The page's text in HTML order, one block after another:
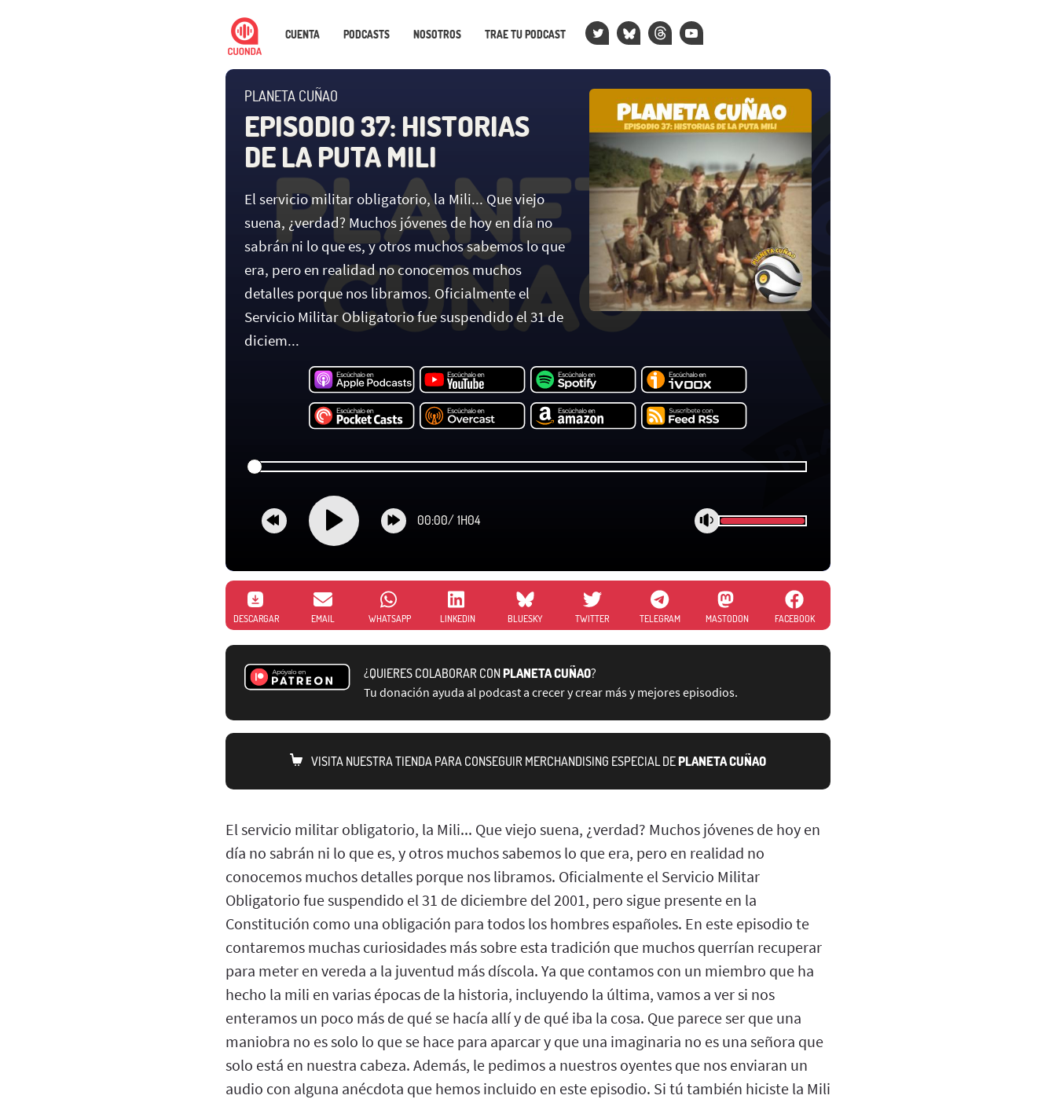
CUENTA PODCASTS NOSOTROS TRAE TU PODCAST
PLANETA CUÑAO
EPISODIO 37: HISTORIAS
DE LA PUTA MILI
El servicio militar obligatorio, la Mili... Que viejo
suena, ¿verdad? Muchos jóvenes de hoy en día no
sabrán ni lo que es, y otros muchos sabemos lo que
era, pero en realidad no conocemos muchos
detalles porque nos libramos. Oficialmente el
Servicio Militar Obligatorio fue suspendido el 31 de
diciem...
00:00/ 1H04
DESCARGAR EMAIL WHATSAPP LINKEDIN BLUESKY TWITTER TELEGRAM MASTODON FACEBOOK
¿QUIERES COLABORAR CONPLANETA CUÑAO?
Tu donación ayuda al podcast a crecer y crear más y mejores episodios.
VISITA NUESTRA TIENDA PARA CONSEGUIR MERCHANDISING ESPECIAL DEPLANETA CUÑAO
El servicio militar obligatorio, la Mili... Que viejo suena, ¿verdad? Muchos jóvenes de hoy en
día no sabrán ni lo que es, y otros muchos sabemos lo que era, pero en realidad no
conocemos muchos detalles porque nos libramos. Oficialmente el Servicio Militar
Obligatorio fue suspendido el 31 de diciembre del 2001, pero sigue presente en la
Constitución como una obligación para todos los hombres españoles. En este episodio te
contaremos muchas curiosidades más sobre esta tradición que muchos querrían recuperar
para meter en vereda a la juventud más díscola. Ya que contamos con un miembro que ha
hecho la mili en varias épocas de la historia, incluyendo la última, vamos a ver si nos
enteramos un poco más de qué se hacía allí y de qué iba la cosa. Que parece ser que una
maniobra no es solo lo que se hace para aparcar y que una imaginaria no es una señora que
solo está en nuestra cabeza. Además, le pedimos a nuestros oyentes que nos enviaran un
audio con alguna anécdota que hemos incluido en este episodio. Si tú también hiciste la Mili